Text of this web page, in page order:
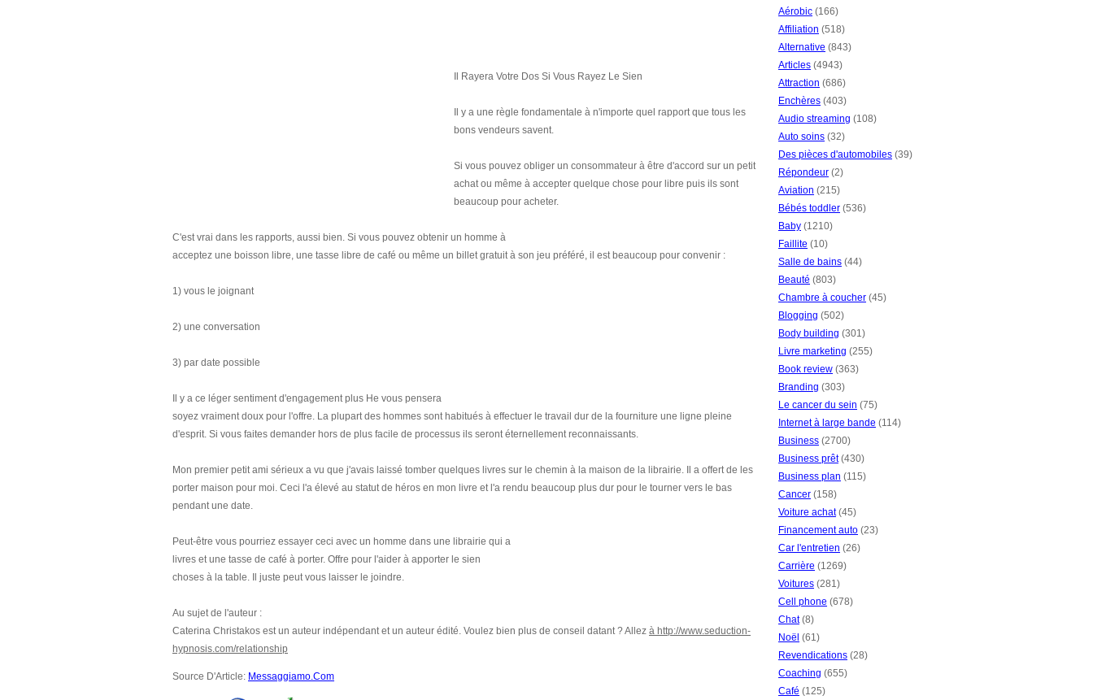
Il Rayera Votre Dos Si Vous Rayez Le Sien
Il y a une règle fondamentale à n'importe quel rapport que tous les
bons vendeurs savent.
Si vous pouvez obliger un consommateur à être d'accord sur un petit
achat ou même à accepter quelque chose pour libre puis ils sont
beaucoup pour acheter.
C'est vrai dans les rapports, aussi bien. Si vous pouvez obtenir un homme à
acceptez une boisson libre, une tasse libre de café ou même un billet gratuit à son jeu préféré, il est beaucoup pour convenir :
1) vous le joignant
2) une conversation
3) par date possible
Il y a ce léger sentiment d'engagement plus He vous pensera
soyez vraiment doux pour l'offre. La plupart des hommes sont habitués à effectuer le travail dur de la fourniture une ligne pleine
d'esprit. Si vous faites demander hors de plus facile de processus ils seront éternellement reconnaissants.
Mon premier petit ami sérieux a vu que j'avais laissé tomber quelques livres sur le chemin à la maison de la librairie. Il a offert de les
porter maison pour moi. Ceci l'a élevé au statut de héros en mon livre et l'a rendu beaucoup plus dur pour le tourner vers le bas
pendant une date.
Peut-être vous pourriez essayer ceci avec un homme dans une librairie qui a
livres et une tasse de café à porter. Offre pour l'aider à apporter le sien
choses à la table. Il juste peut vous laisser le joindre.
Au sujet de l'auteur :
Caterina Christakos est un auteur indépendant et un auteur édité. Voulez bien plus de conseil datant ? Allez à http://www.seduction-
hypnosis.com/relationship
Source D'Article: Messaggiamo.Com
Aérobic (166)
Affiliation (518)
Alternative (843)
Articles (4943)
Attraction (686)
Enchères (403)
Audio streaming (108)
Auto soins (32)
Des pièces d'automobiles (39)
Répondeur (2)
Aviation (215)
Bébés toddler (536)
Baby (1210)
Faillite (10)
Salle de bains (44)
Beauté (803)
Chambre à coucher (45)
Blogging (502)
Body building (301)
Livre marketing (255)
Book review (363)
Branding (303)
Le cancer du sein (75)
Internet à large bande (114)
Business (2700)
Business prêt(430)
Business plan (115)
Cancer (158)
Voiture achat(45)
Financement auto (23)
Car l'entretien (26)
Carrière (1269)
Voitures (281)
Cell phone (678)
Chat(8)
Noël (61)
Revendications (28)
Coaching (655)
Café (125)